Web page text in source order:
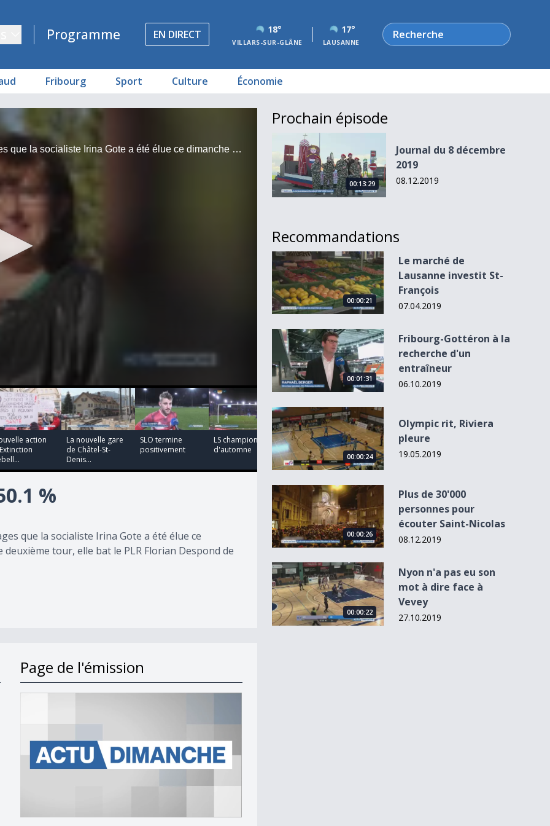
Programme EN DIRECT 18°
VILLARS-SUR-GLÂNE
17°
LAUSANNE
Rechercher
Fribourg Sport Culture Économie
C’est à une majorité de 50.1% et avec 2402 suffrages que la socialiste Irina Gote a été élue ce dimanche à la Municipalité de Montreux. Dans ce deuxième tour, elle bat le PLR Florian Despond de 26 voix. La participation a atteint 29.2%.
action
La nouvelle gare
de Châtel-St-
Denis...
SLO termine
positivement
LS champion
d'automne
00:02:12
La Swim Cup
éclabousse
Lausanne
00:02:40
Une tradition qui
unit les générati...
%
que la socialiste Irina Gote a été élue ce
tour, elle bat le PLR Florian Despond de
Page de l'émission
Prochain épisode
Journal du 8 décembre 2019
00:13:29
Journal du 8 décembre
2019
08.12.2019
Recommandations
Le marché de Lausanne investit St-François
00:00:21
Le marché de
Lausanne investit St-
François
07.04.2019
Fribourg-Gottéron à la recherche d&#039;un entraîneur
00:01:31
Fribourg-Gottéron à la
recherche d'un
entraîneur
06.10.2019
Olympic rit, Riviera pleure
00:00:24
Olympic rit, Riviera
pleure
19.05.2019
Plus de 30&#039;000 personnes pour écouter Saint-Nicolas
00:00:26
Plus de 30'000
personnes pour
écouter Saint-Nicolas
08.12.2019
Nyon n&#039;a pas eu son mot à dire face à Vevey
00:00:22
Nyon n'a pas eu son
mot à dire face à
Vevey
27.10.2019